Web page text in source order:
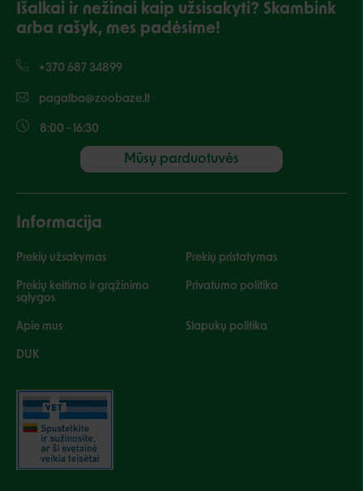
Išalkai ir nežinai kaip užsisakyti? Skambink
arba rašyk, mes padėsime!
+370 687 34899
pagalba@zoobaze.lt
8:00 - 16:30
Mūsų parduotuvės
Informacija
Prekių užsakymas Prekių pristatymas
Prekių keitimo ir grąžinimo
sąlygos
Privatumo politika
Apie mus Slapukų politika
DUK